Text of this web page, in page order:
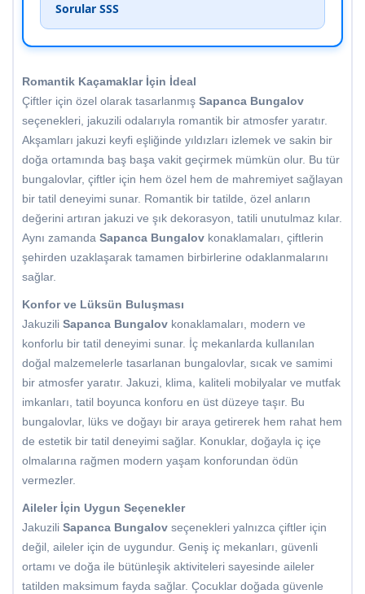
Sorular SSS
Romantik Kaçamaklar İçin İdeal
Çiftler için özel olarak tasarlanmış Sapanca Bungalov
seçenekleri, jakuzili odalarıyla romantik bir atmosfer yaratır.
Akşamları jakuzi keyfi eşliğinde yıldızları izlemek ve sakin bir
doğa ortamında baş başa vakit geçirmek mümkün olur. Bu tür
bungalovlar, çiftler için hem özel hem de mahremiyet sağlayan
bir tatil deneyimi sunar. Romantik bir tatilde, özel anların
değerini artıran jakuzi ve şık dekorasyon, tatili unutulmaz kılar.
Aynı zamanda Sapanca Bungalov konaklamaları, çiftlerin
şehirden uzaklaşarak tamamen birbirlerine odaklanmalarını
sağlar.
Konfor ve Lüksün Buluşması
Jakuzili Sapanca Bungalov konaklamaları, modern ve
konforlu bir tatil deneyimi sunar. İç mekanlarda kullanılan
doğal malzemelerle tasarlanan bungalovlar, sıcak ve samimi
bir atmosfer yaratır. Jakuzi, klima, kaliteli mobilyalar ve mutfak
imkanları, tatil boyunca konforu en üst düzeye taşır. Bu
bungalovlar, lüks ve doğayı bir araya getirerek hem rahat hem
de estetik bir tatil deneyimi sağlar. Konuklar, doğayla iç içe
olmalarına rağmen modern yaşam konforundan ödün
vermezler.
Aileler İçin Uygun Seçenekler
Jakuzili Sapanca Bungalov seçenekleri yalnızca çiftler için
değil, aileler için de uygundur. Geniş iç mekanları, güvenli
ortamı ve doğa ile bütünleşik aktiviteleri sayesinde aileler
tatilden maksimum fayda sağlar. Çocuklar doğada güvenle